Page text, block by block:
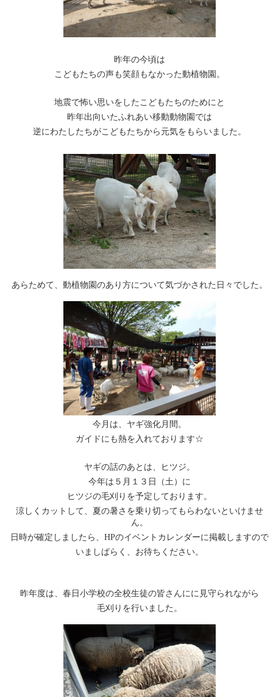
昨年の今頃は
こどもたちの声も笑顔もなかった動植物園。
地震で怖い思いをしたこどもたちのためにと
昨年出向いたふれあい移動動物園では
逆にわたしたちがこどもたちから元気をもらいました。
あらためて、動植物園のあり方について気づかされた日々でした。
今月は、ヤギ強化月間。
ガイドにも熱を入れております☆
ヤギの話のあとは、ヒツジ。
今年は５月１３日（土）に
ヒツジの毛刈りを予定しております。
涼しくカットして、夏の暑さを乗り切ってもらわないといけませ
ん。
日時が確定しましたら、HPのイベントカレンダーに掲載しますので
いましばらく、お待ちください。
昨年度は、春日小学校の全校生徒の皆さんにに見守られながら
毛刈りを行いました。